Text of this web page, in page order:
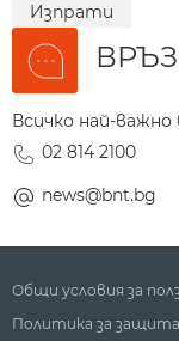
Изпрати
Всичко най-
02 814 2100
news@bnt.bg
Общи условия за
Политика за